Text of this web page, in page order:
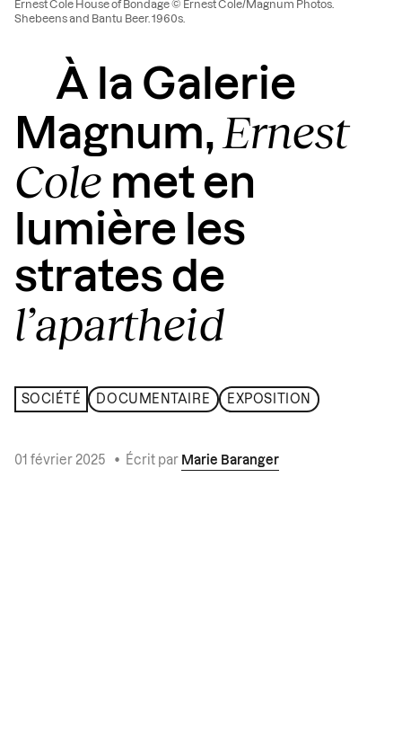
À la Galerie
Magnum, Ernest
Cole met en
lumière les
strates de
l’apartheid
SOCIÉTÉ DOCUMENTAIRE EXPOSITION
01 février 2025 • Écrit par Marie Baranger
Ernest Cole House of Bondage © Ernest Cole/Magnum Photos.
Shebeens and Bantu Beer. 1960s.